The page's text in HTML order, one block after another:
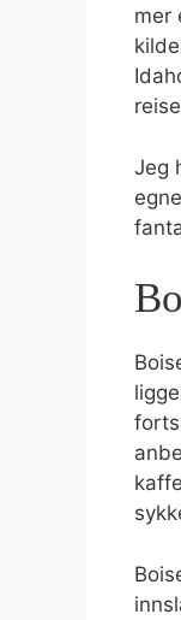
mer
Jeg